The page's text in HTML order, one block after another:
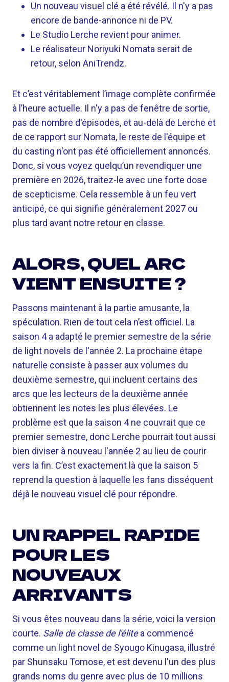
Un nouveau visuel clé a été révélé. Il n'y a pas
encore de bande-annonce ni de PV.
Le Studio Lerche revient pour animer.
Le réalisateur Noriyuki Nomata serait de
retour, selon AniTrendz.
Et c’est véritablement l’image complète confirmée
à l’heure actuelle. Il n'y a pas de fenêtre de sortie,
pas de nombre d'épisodes, et au-delà de Lerche et
de ce rapport sur Nomata, le reste de l'équipe et
du casting n'ont pas été officiellement annoncés.
Donc, si vous voyez quelqu’un revendiquer une
première en 2026, traitez-le avec une forte dose
de scepticisme. Cela ressemble à un feu vert
anticipé, ce qui signifie généralement 2027 ou
plus tard avant notre retour en classe.
ALORS, QUEL ARC
VIENT ENSUITE ?
Passons maintenant à la partie amusante, la
spéculation. Rien de tout cela n’est officiel. La
saison 4 a adapté le premier semestre de la série
de light novels de l'année 2. La prochaine étape
naturelle consiste à passer aux volumes du
deuxième semestre, qui incluent certains des
arcs que les lecteurs de la deuxième année
obtiennent les notes les plus élevées. Le
problème est que la saison 4 ne couvrait que ce
premier semestre, donc Lerche pourrait tout aussi
bien diviser à nouveau l'année 2 au lieu de courir
vers la fin. C’est exactement là que la saison 5
reprend la question à laquelle les fans disséquent
déjà le nouveau visuel clé pour répondre.
UN RAPPEL RAPIDE
POUR LES
NOUVEAUX
ARRIVANTS
Si vous êtes nouveau dans la série, voici la version
courte. Salle de classe de l'élitea commencé
comme un light novel de Syougo Kinugasa, illustré
par Shunsaku Tomose, et est devenu l'un des plus
grands noms du genre avec plus de 10 millions